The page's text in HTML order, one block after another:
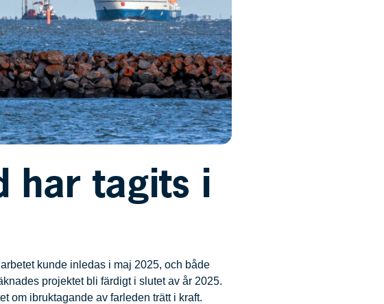
har tagits i
kunde inledas i maj 2025, och både
projektet bli färdigt i slutet av år 2025.
om ibruktagande av farleden trätt i kraft.